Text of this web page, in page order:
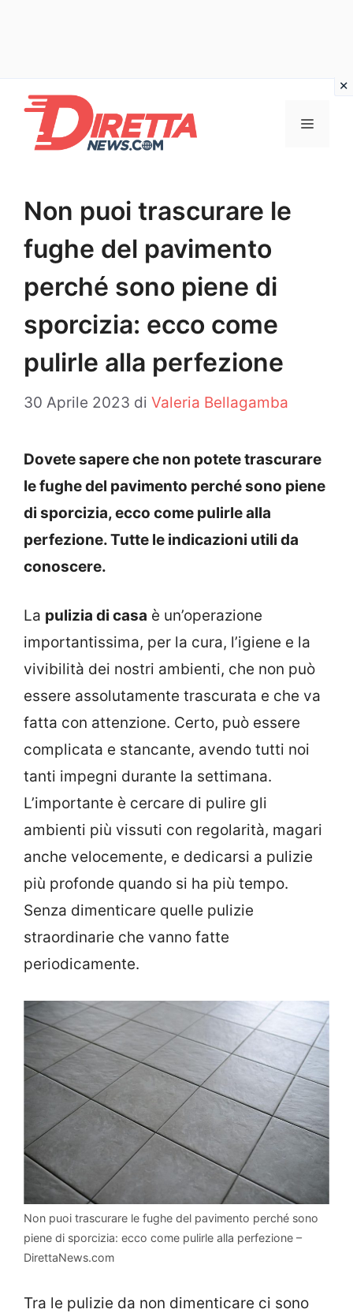
contenuto
Menu
Non puoi trascurare le
fughe del pavimento
perché sono piene di
sporcizia: ecco come
pulirle alla perfezione
30 Aprile 2023 di Valeria Bellagamba
Dovete sapere che non potete trascurare
le fughe del pavimento perché sono piene
di sporcizia, ecco come pulirle alla
perfezione. Tutte le indicazioni utili da
conoscere.
La pulizia di casa è un’operazione
importantissima, per la cura, l’igiene e la
vivibilità dei nostri ambienti, che non può
essere assolutamente trascurata e che va
fatta con attenzione. Certo, può essere
complicata e stancante, avendo tutti noi
tanti impegni durante la settimana.
L’importante è cercare di pulire gli
ambienti più vissuti con regolarità, magari
anche velocemente, e dedicarsi a pulizie
più profonde quando si ha più tempo.
Senza dimenticare quelle pulizie
straordinarie che vanno fatte
periodicamente.
Non puoi trascurare le fughe del pavimento perché sono
piene di sporcizia: ecco come pulirle alla perfezione –
DirettaNews.com
Tra le pulizie da non dimenticare ci sono